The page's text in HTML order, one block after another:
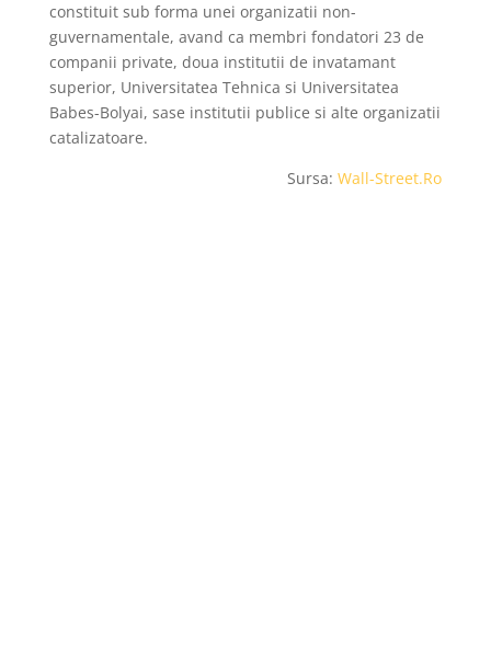
constituit sub forma unei organizatii non-
guvernamentale, avand ca membri fondatori 23 de
companii private, doua institutii de invatamant
superior, Universitatea Tehnica si Universitatea
Babes-Bolyai, sase institutii publice si alte organizatii
catalizatoare.
Sursa:Wall-Street.Ro